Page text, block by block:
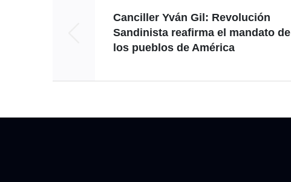
Canciller Yván Gil: Revolución
Sandinista reafirma el mandato de
los pueblos de América